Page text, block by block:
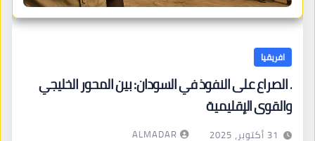
افريقيا
. الصراع على النفوذ في السودان: بين المحور الخليجي
والقوى الإقليمية
31 أكتوبر، 2025 ALMADAR